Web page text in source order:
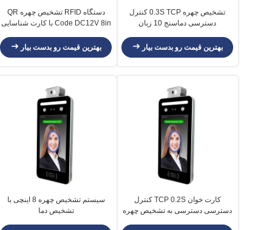
تشخیص چهره 0.3S TCP کنترل
دسترسی دماسنج 10 زبان
بهترین قیمت رو بدست بیار
دستگاه RFID تشخیص چهره QR
Code DC12V 8in با کارت شناسایی
بهترین قیمت رو بدست بیار
کارت خوان TCP 0.2S کنترل
دسترسی دسترسی به تشخیص چهره
سیستم تشخیص چهره 8 اینچی با
تشخیص دما